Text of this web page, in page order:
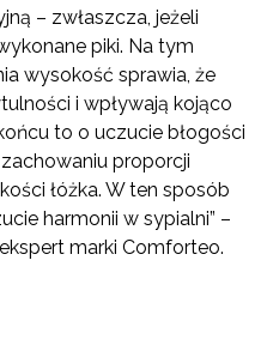
– zwłaszcza, jeżeli
piki. Na tym
wysokość sprawia, że
i wpływają kojąco
to o uczucie błogości
proporcji
łóżka. W ten sposób
harmonii w sypialni” –
marki Comforteo.